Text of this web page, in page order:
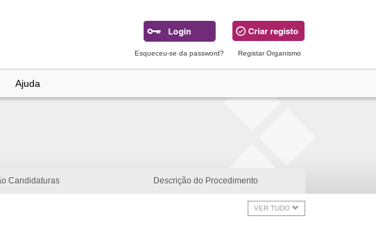
Esqueceu-se da password? Registar Organismo
Ajuda
Candidaturas Descrição do Procedimento
VER TUDO